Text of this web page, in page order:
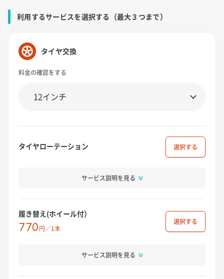
利用するサービスを選択する（最大３つまで）
タイヤ交換
料金の確認をする
タイヤローテーション 選択
サービス説明を見る
履き替え(ホイール付）
770円／1本
選択
サービス説明を見る